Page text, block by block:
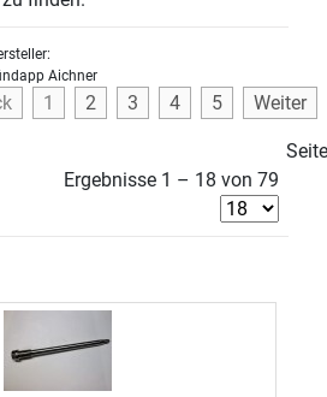
Aichner
1 2 3 4 5 Weiter
Ergebnisse 1 – 18 von 79